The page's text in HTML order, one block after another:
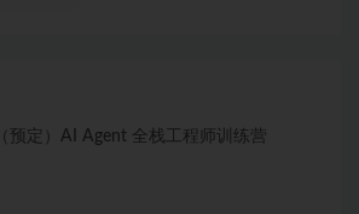
（预定）AI Agent 全栈工程师训练营